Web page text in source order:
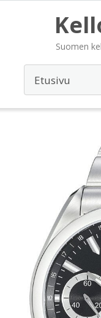
Suomen